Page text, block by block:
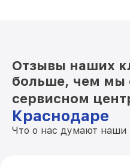
Отзывы наших
больше, чем мы
сервисном
Краснодаре
Что о нас думают наши